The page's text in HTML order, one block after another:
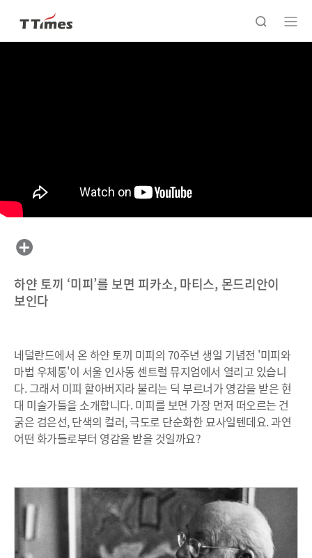
하얀 토끼 ‘미피’를 보면 피카소, 마티스, 몬드리안이
보인다
네덜란드에서 온 하얀 토끼 미피의 70주년 생일 기념전 '미피와
마법 우체통'이 서울 인사동 센트럴 뮤지엄에서 열리고 있습니
다. 그래서 미피 할아버지라 불리는 딕 부르너가 영감을 받은 현
대 미술가들을 소개합니다. 미피를 보면 가장 먼저 떠오르는 건
굵은 검은선, 단색의 컬러, 극도로 단순화한 묘사일텐데요. 과연
어떤 화가들로부터 영감을 받을 것일까요?